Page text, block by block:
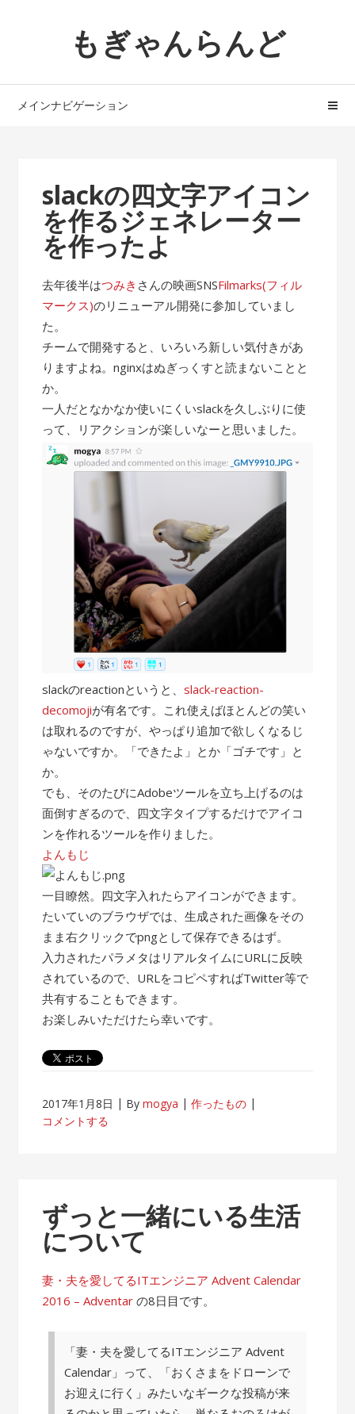
ョ
へ
もぎゃんらんど
メインナビゲーション
slackの四文字アイコン
を作るジェネレーター
を作ったよ
去年後半はつみき さんの映画SNSFilmarks(フィル
マークス)のリニューアル開発に参加していまし
た。
チームで開発すると、いろいろ新しい気付きがあ
りますよね。nginxはぬぎっくすと読まないことと
か。
一人だとなかなか使いにくいslackを久しぶりに使
って、リアクションが楽しいなーと思いました。
slackのreactionというと、slack-reaction-
decomojiが有名です。これ使えばほとんどの笑い
は取れるのですが、やっぱり追加で欲しくなるじ
ゃないですか。「できたよ」とか「ゴチです」と
か。
でも、そのたびにAdobeツールを立ち上げるのは
面倒すぎるので、四文字タイプするだけでアイコ
ンを作れるツールを作りました。
よんもじ
一目瞭然。四文字入れたらアイコンができます。
たいていのブラウザでは、生成された画像をその
まま右クリックでpngとして保存できるはず。
入力されたパラメタはリアルタイムにURLに反映
されているので、URLをコピペすればTwitter等で
共有することもできます。
お楽しみいただけたら幸いです。
2017年1月8日 Bymogya
作ったもの
コメントする
ずっと一緒にいる生活
について
妻・夫を愛してるITエンジニア Advent Calendar
2016 – Adventar の8日目です。
「妻・夫を愛してるITエンジニア Advent
Calendar」って、「おくさまをドローンで
お迎えに行く」みたいなギークな投稿が来